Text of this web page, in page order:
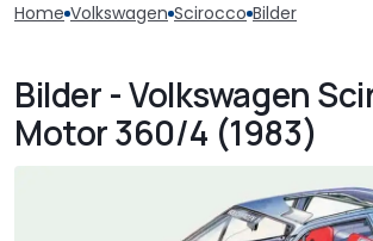
Home Volkswagen Scirocco Bilder
Bilder - Volkswagen
Motor 360/4 (1983)